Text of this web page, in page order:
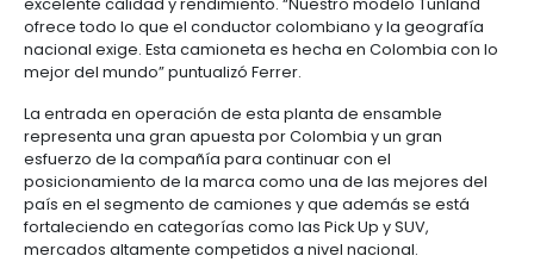
En 2010, Foton decidió analizar su planta de
Colombia. Desde ese entonces, se ha
compañía con información detallada sobre el
implementación de normas de emisión EURO IV y
arancelarias.
“Esta inversión beneficiará al occidente de
el impacto en la generación de empleos directos